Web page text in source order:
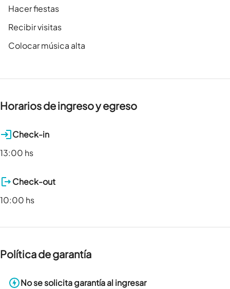
Hacer fiestas
Recibir visitas
Colocar música alta
Horarios de ingreso y egreso
Check-in
13:00 hs
Check-out
10:00 hs
Política de garantía
No se solicita garantía al ingresar